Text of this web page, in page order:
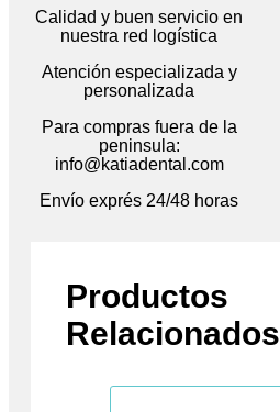
Calidad y buen servicio en
nuestra red logística
Atención especializada y
personalizada
Para compras fuera de la
peninsula:
info@katiadental.com
Envío exprés 24/48 horas
Productos
Relacionados